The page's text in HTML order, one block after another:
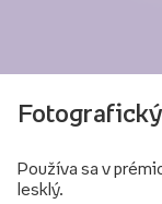
Používa sa v
lesklý.